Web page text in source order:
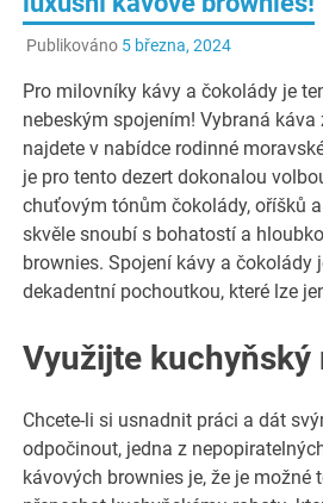
Publikováno 5 března, 2024
Pro milovníky kávy a čokolády je
nebeským spojením! Vybraná káva
najdete v nabídce rodinné
je pro tento dezert dokonalou
chuťovým tónům čokolády, oříšků
skvěle snoubí s bohatostí a
brownies. Spojení kávy a čokolády
dekadentní pochoutkou, které lze
Využijte kuchyňský
Chcete-li si usnadnit práci a dát
odpočinout, jedna z
kávových brownies je, že je možné